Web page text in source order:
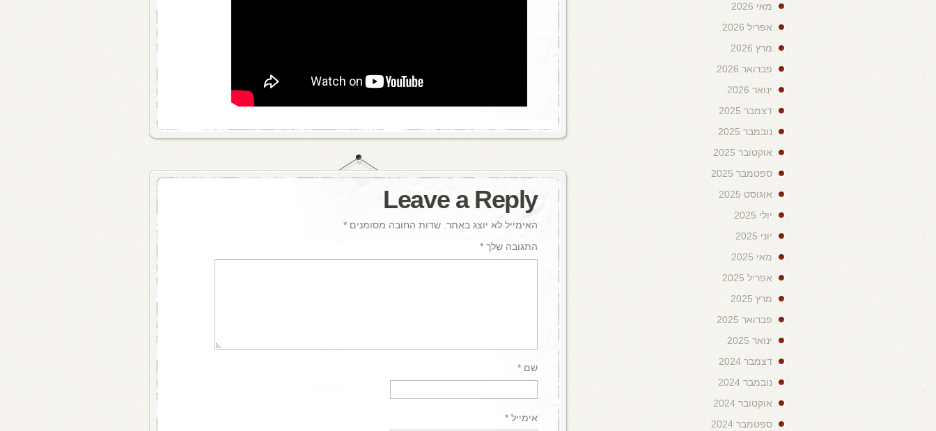
Leave a Reply
האימייל לא יוצג באתר. שדות החובה מסומנים *
התגובה שלך *
שם *
אימייל *
מאי 2026
אפריל 2026
מרץ 2026
פברואר 2026
ינואר 2026
דצמבר 2025
נובמבר 2025
אוקטובר 2025
ספטמבר 2025
אוגוסט 2025
יולי 2025
יוני 2025
מאי 2025
אפריל 2025
מרץ 2025
פברואר 2025
ינואר 2025
דצמבר 2024
נובמבר 2024
אוקטובר 2024
ספטמבר 2024